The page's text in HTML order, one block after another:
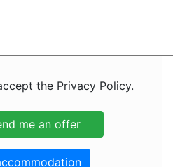
the Privacy Policy.